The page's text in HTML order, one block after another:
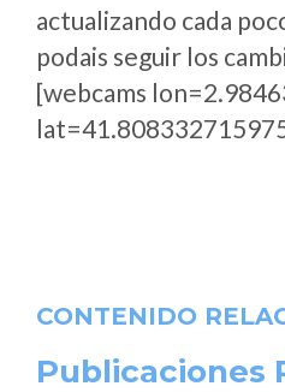
actualizando cada
podais seguir los
[webcams
CONTENIDO
Publicaciones